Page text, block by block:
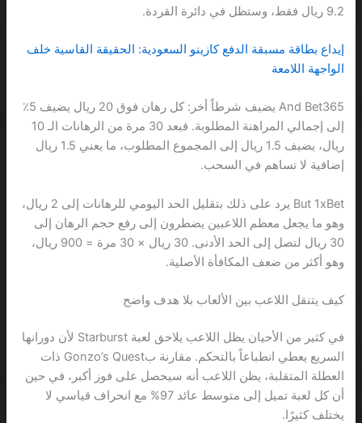
9.2 ريال فقط، وستظل في دائرة القردة.
إيداع بطاقة مسبقة الدفع كازينو السعودية: الحقيقة القاسية خلف
الواجهة اللامعة
And Bet365 يضيف شرطاً أخر: كل رهان فوق 20 ريال يضيف 5٪
إلى إجمالي المراهنة المطلوبة. فبعد 30 مرة من الرهانات الـ 10
ريال، يضيف 1.5 ريال إلى المجموع المطلوب، ما يعني 1.5 ريال
إضافية لا تساهم في السحب.
But 1xBet يرد على ذلك بتقليل الحد اليومي للرهانات إلى 2 ريال،
وهو ما يجعل معظم اللاعبين يضطرون إلى رفع حجم الرهان إلى
30 ريال لتصل إلى الحد الأدنى. 30 ريال × 30 مرة = 900 ريال،
وهو أكثر من ضعف المكافأة الأصلية.
كيف يتنقل اللاعب بين الألعاب بلا هدف واضح
في كثير من الأحيان يظل اللاعب يلاحق لعبة Starburst لأن دورانها
السريع يعطي انطباعاً بالتحكم. مقارنة بGonzo’s Quest ذات
العطلة المتقلبة، يظن اللاعب أنه سيحصل على فوز أكبر، في حين
أن كل لعبة تميل إلى متوسط ​​عائد 97% مع انحراف قياسي لا
يختلف كثيرًا.